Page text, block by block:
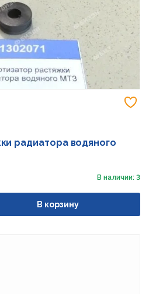
радиатора водяного
В наличии: 3
В корзину